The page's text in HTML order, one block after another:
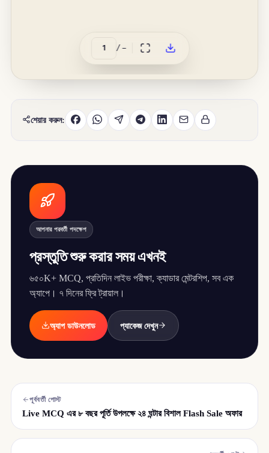
/–
শেয়ার করুন:
আপনার পরবর্তী পদক্ষেপ
প্রস্তুতি শুরু করার সময় এখনই
৬৫০K+ MCQ, প্রতিদিন লাইভ পরীক্ষা, ক্যাডার মেন্টরশিপ, সব এক
অ্যাপে। ৭ দিনের ফ্রি ট্রায়াল।
অ্যাপ ডাউনলোড প্যাকেজ দেখুন
পূর্ববর্তী পোস্ট
Live MCQ এর ৮ বছর পূর্তি উপলক্ষে ২৪ ঘন্টার বিশাল Flash Sale অফার